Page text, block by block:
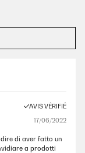
AVIS VÉRIFIÉ
17/06/2022
di aver fatto un
a prodotti